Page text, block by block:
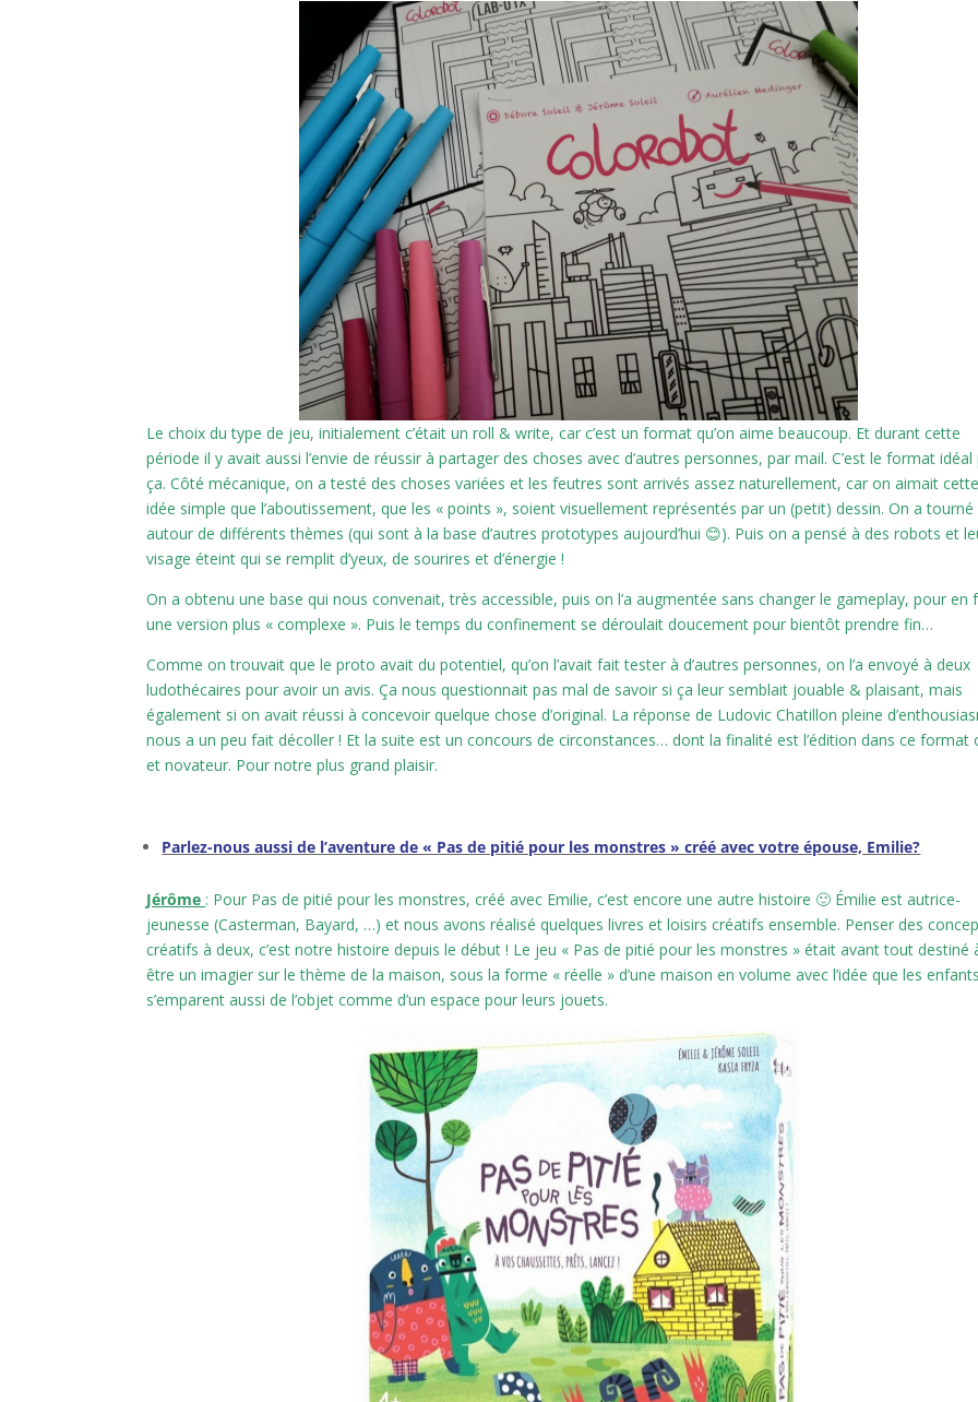
Le choix du type de jeu, initialement c’était un roll & write, car c’est un format qu’on aime beaucoup. Et durant cette
période il y avait aussi l’envie de réussir à partager des choses avec d’autres personnes, par mail. C’est le format
ça. Côté mécanique, on a testé des choses variées et les feutres sont arrivés assez naturellement, car on aimait
idée simple que l’aboutissement, que les « points », soient visuellement représentés par un (petit) dessin. On a tourné
autour de différents thèmes (qui sont à la base d’autres prototypes aujourd’hui 😊). Puis on a pensé à des robots et
visage éteint qui se remplit d’yeux, de sourires et d’énergie !
On a obtenu une base qui nous convenait, très accessible, puis on l’a augmentée sans changer le gameplay, pour en
une version plus « complexe ». Puis le temps du confinement se déroulait doucement pour bientôt prendre fin…
Comme on trouvait que le proto avait du potentiel, qu’on l’avait fait tester à d’autres personnes, on l’a envoyé à deux
ludothécaires pour avoir un avis. Ça nous questionnait pas mal de savoir si ça leur semblait jouable & plaisant, mais
également si on avait réussi à concevoir quelque chose d’original. La réponse de Ludovic Chatillon pleine
nous a un peu fait décoller ! Et la suite est un concours de circonstances… dont la finalité est l’édition dans ce format
et novateur. Pour notre plus grand plaisir.
Parlez-nous aussi de l’aventure de « Pas de pitié pour les monstres » créé avec votre épouse, Emilie?
Jérôme : Pour Pas de pitié pour les monstres, créé avec Emilie, c’est encore une autre histoire 🙂 Émilie est autrice-
jeunesse (Casterman, Bayard, …) et nous avons réalisé quelques livres et loisirs créatifs ensemble. Penser des
créatifs à deux, c’est notre histoire depuis le début ! Le jeu « Pas de pitié pour les monstres » était avant tout destiné
être un imagier sur le thème de la maison, sous la forme « réelle » d’une maison en volume avec l’idée que les
s’emparent aussi de l’objet comme d’un espace pour leurs jouets.